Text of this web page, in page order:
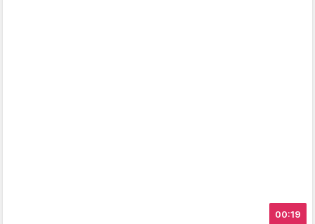
00:19